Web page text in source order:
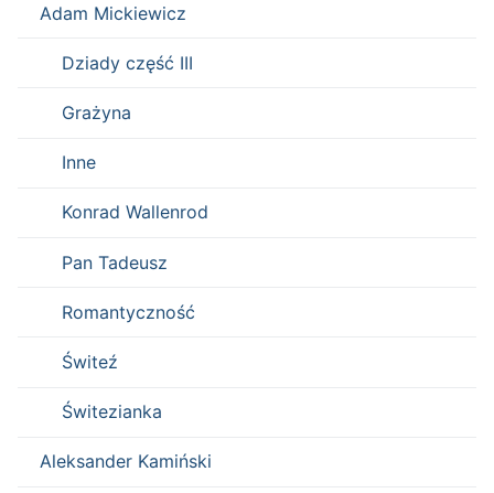
Adam Mickiewicz
Dziady część III
Grażyna
Inne
Konrad Wallenrod
Pan Tadeusz
Romantyczność
Świteź
Świtezianka
Aleksander Kamiński